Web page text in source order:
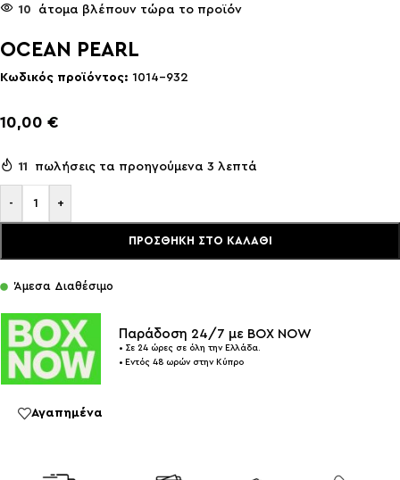
10 άτομα βλέπουν τώρα το προϊόν
OCEAN PEARL
Κωδικός προϊόντος: 1014-932
10,00 €
11 πωλήσεις τα προηγούμενα 3 λεπτά
- +
ΠΡΟΣΘΉΚΗ ΣΤΟ ΚΑΛΆΘΙ
Άμεσα Διαθέσιμο
Παράδοση 24/7 με BOX NOW
• Σε 24 ώρες σε όλη την Ελλάδα.
• Εντός 48 ωρών στην Κύπρο
Αγαπημένα